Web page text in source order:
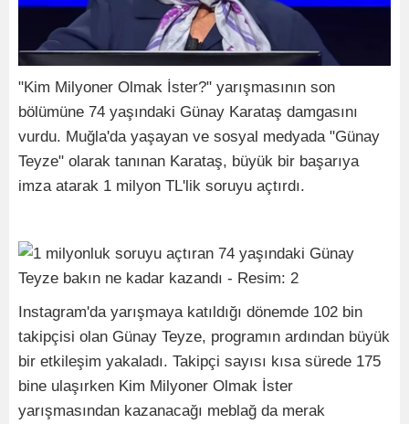
"Kim Milyoner Olmak İster?" yarışmasının son
bölümüne 74 yaşındaki Günay Karataş damgasını
vurdu. Muğla'da yaşayan ve sosyal medyada "Günay
Teyze" olarak tanınan Karataş, büyük bir başarıya
imza atarak 1 milyon TL'lik soruyu açtırdı.
Instagram'da yarışmaya katıldığı dönemde 102 bin
takipçisi olan Günay Teyze, programın ardından büyük
bir etkileşim yakaladı. Takipçi sayısı kısa sürede 175
bine ulaşırken Kim Milyoner Olmak İster
yarışmasından kazanacağı meblağ da merak